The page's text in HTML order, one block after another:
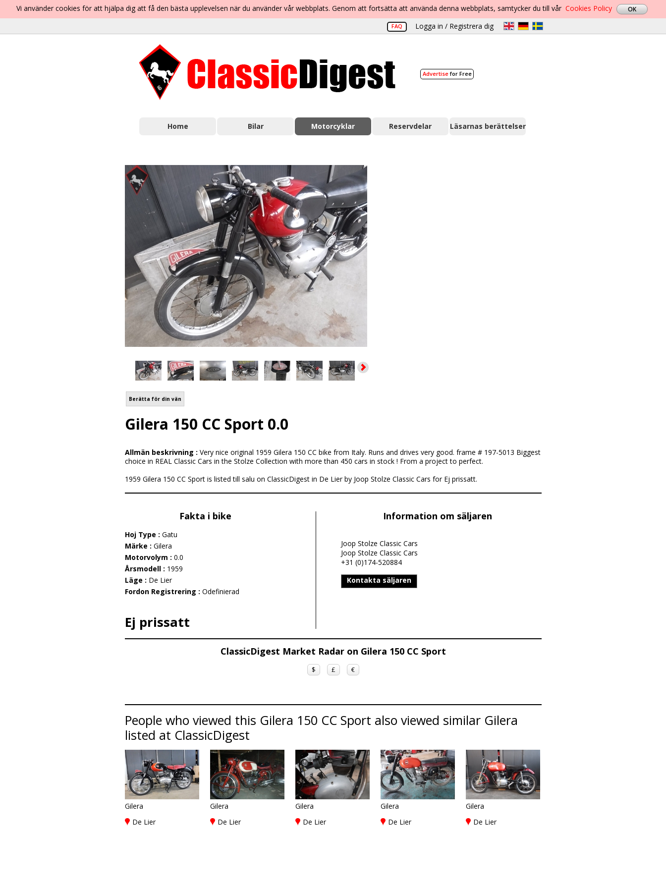
Vi använder cookies för att hjälpa dig att få den bästa upplevelsen när du använder vår webbplats. Genom att fortsätta att använda denna webbplats, samtycker du till vår Cookies Policy
FAQ Logga in / Registrera dig
Advertisefor Free
Home Bilar Motorcyklar Reservdelar Läsarnas berättelser
Berätta för din vän
Gilera 150 CC Sport 0.0
Allmän beskrivning : Very nice original 1959 Gilera 150 CC bike from Italy. Runs and drives very good. frame # 197-5013 Biggest
choice in REAL Classic Cars in the Stolze Collection with more than 450 cars in stock ! From a project to perfect.
1959 Gilera 150 CC Sport is listed till salu on ClassicDigest in De Lier by Joop Stolze Classic Cars for Ej prissatt.
Fakta i bike
Hoj Type : Gatu
Märke : Gilera
Motorvolym : 0.0
Årsmodell : 1959
Läge : De Lier
Fordon Registrering : Odefinierad
Ej prissatt
Information om säljaren
Joop Stolze Classic Cars
Joop Stolze Classic Cars
+31 (0)174-520884
Kontakta säljaren
ClassicDigest Market Radar on Gilera 150 CC Sport
$ £ €
People who viewed this Gilera 150 CC Sport also viewed similar Gilera
listed at ClassicDigest
Gilera
De Lier
Gilera
De Lier
Gilera
De Lier
Gilera
De Lier
Gilera
De Lier